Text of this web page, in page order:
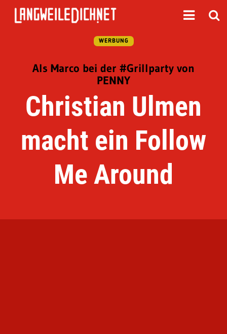
WERBUNG
Als Marco bei der #Grillparty von
PENNY
Christian Ulmen
macht ein Follow
Me Around